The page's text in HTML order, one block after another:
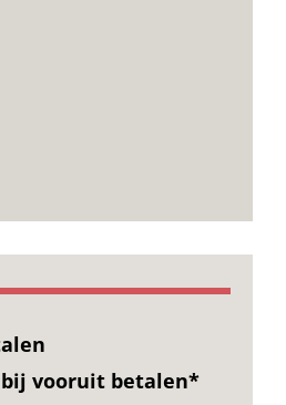
vooruit betalen*